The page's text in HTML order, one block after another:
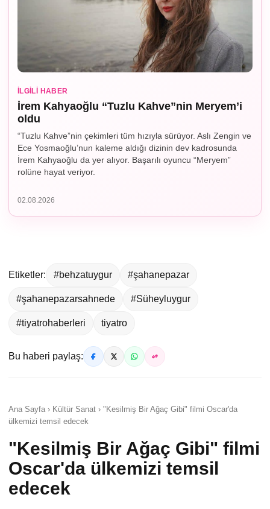
İLGILI HABER
İrem Kahyaoğlu “Tuzlu Kahve”nin Meryem’i
oldu
“Tuzlu Kahve”nin çekimleri tüm hızıyla sürüyor. Aslı Zengin ve
Ece Yosmaoğlu’nun kaleme aldığı dizinin dev kadrosunda
İrem Kahyaoğlu da yer alıyor. Başarılı oyuncu “Meryem”
rolüne hayat veriyor.
02.08.2026
Etiketler: #behzatuygur #şahanepazar
#şahanepazarsahnede #Süheyluygur
#tiyatrohaberleri tiyatro
Bu haberi paylaş:
Ana Sayfa › Kültür Sanat › "Kesilmiş Bir Ağaç Gibi" filmi Oscar'da
ülkemizi temsil edecek
"Kesilmiş Bir Ağaç Gibi" filmi
Oscar'da ülkemizi temsil
edecek